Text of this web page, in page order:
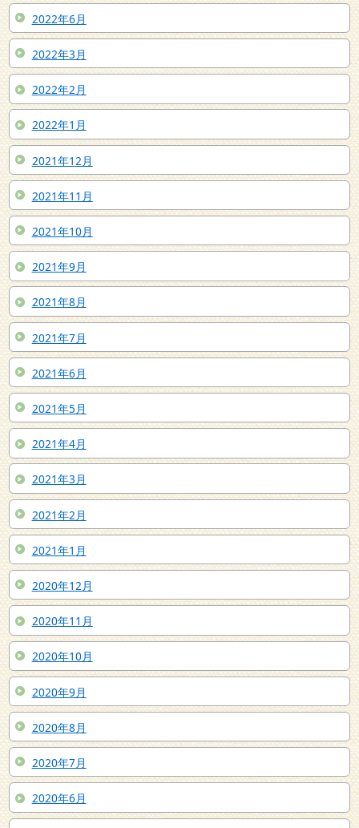
2022年6月
2022年3月
2022年2月
2022年1月
2021年12月
2021年11月
2021年10月
2021年9月
2021年8月
2021年7月
2021年6月
2021年5月
2021年4月
2021年3月
2021年2月
2021年1月
2020年12月
2020年11月
2020年10月
2020年9月
2020年8月
2020年7月
2020年6月